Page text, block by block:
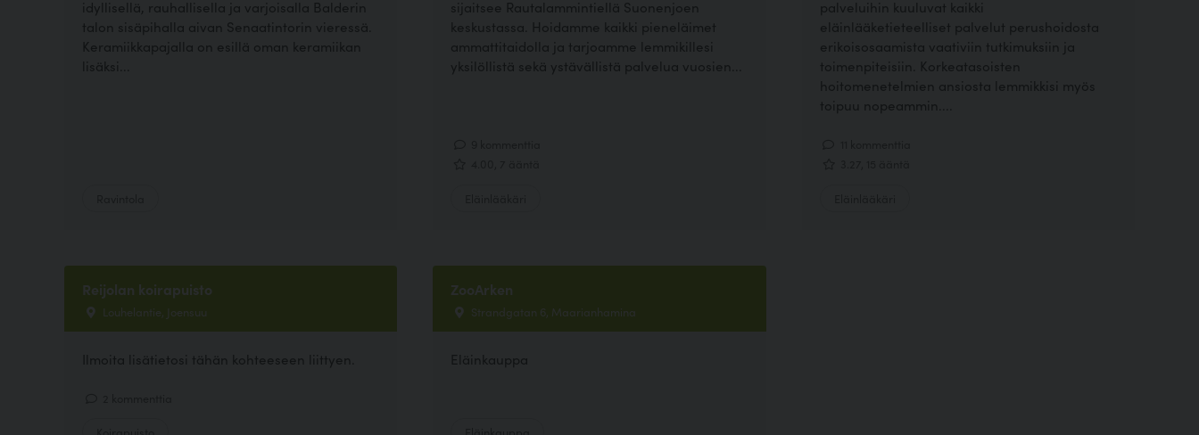
idyllisellä, rauhallisella ja varjoisalla Balderin
talon sisäpihalla aivan Senaatintorin vieressä.
Keramiikkapajalla on esillä oman keramiikan
lisäksi...
sijaitsee Rautalammintiellä Suonenjoen
keskustassa. Hoidamme kaikki pieneläimet
ammattitaidolla ja tarjoamme lemmikillesi
yksilöllistä sekä ystävällistä palvelua vuosien...
palveluihin kuuluvat kaikki
eläinlääketieteelliset palvelut perushoidosta
erikoisosaamista vaativiin tutkimuksiin ja
toimenpiteisiin. Korkeatasoisten
hoitomenetelmien ansiosta lemmikkisi myös
toipuu nopeammin....
Reijolan koirapuisto
Louhelantie, Joensuu
Ilmoita lisätietosi tähän kohteeseen liittyen.
ZooArken
Strandgatan 6, Maarianhamina
Eläinkauppa